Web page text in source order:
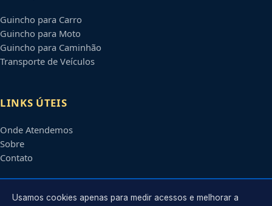
Guincho para Carro
Guincho para Moto
Guincho para Caminhão
Transporte de Veículos
LINKS ÚTEIS
Onde Atendemos
Sobre
Contato
CONTATO
Usamos cookies apenas para medir acessos e melhorar a